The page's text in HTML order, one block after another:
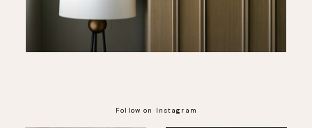
Follow on Instagram